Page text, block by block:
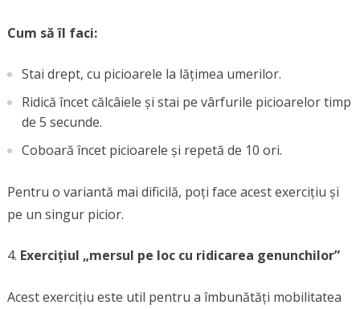
Cum să îl faci:
Stai drept, cu picioarele la lățimea umerilor.
Ridică încet călcâiele și stai pe vârfurile picioarelor timp
de 5 secunde.
Coboară încet picioarele și repetă de 10 ori.
Pentru o variantă mai dificilă, poți face acest exercițiu și
pe un singur picior.
Exercițiul „mersul pe loc cu ridicarea genunchilor”
Acest exercițiu este util pentru a îmbunătăți mobilitatea